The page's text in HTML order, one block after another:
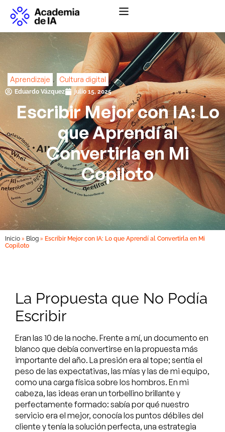
Aprendizaje , Cultura digital
Eduardo Vázquez julio 15, 2025
Escribir Mejor con IA: Lo
que Aprendí al
Convertirla en Mi
Copiloto
Inicio » Blog » Escribir Mejor con IA: Lo que Aprendí al Convertirla en Mi
Copiloto
La Propuesta que No Podía
Escribir
Eran las 10 de la noche. Frente a mí, un documento en
blanco que debía convertirse en la propuesta más
importante del año. La presión era al tope; sentía el
peso de las expectativas, las mías y las de mi equipo,
como una carga física sobre los hombros. En mi
cabeza, las ideas eran un torbellino brillante y
perfectamente formado: sabía por qué nuestro
servicio era el mejor, conocía los puntos débiles del
cliente y tenía la solución perfecta, una estrategia